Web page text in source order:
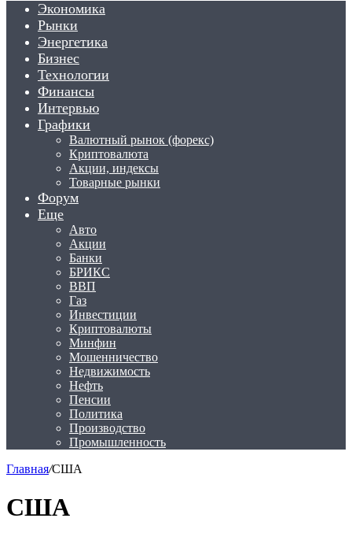
Экономика
Рынки
Энергетика
Бизнес
Технологии
Финансы
Интервью
Графики
Валютный рынок (форекс)
Криптовалюта
Акции, индексы
Товарные рынки
Форум
Еще
Авто
Акции
Банки
БРИКС
ВВП
Газ
Инвестиции
Криптовалюты
Минфин
Мошенничество
Недвижимость
Нефть
Пенсии
Политика
Производство
Промышленность
Главная/США
США